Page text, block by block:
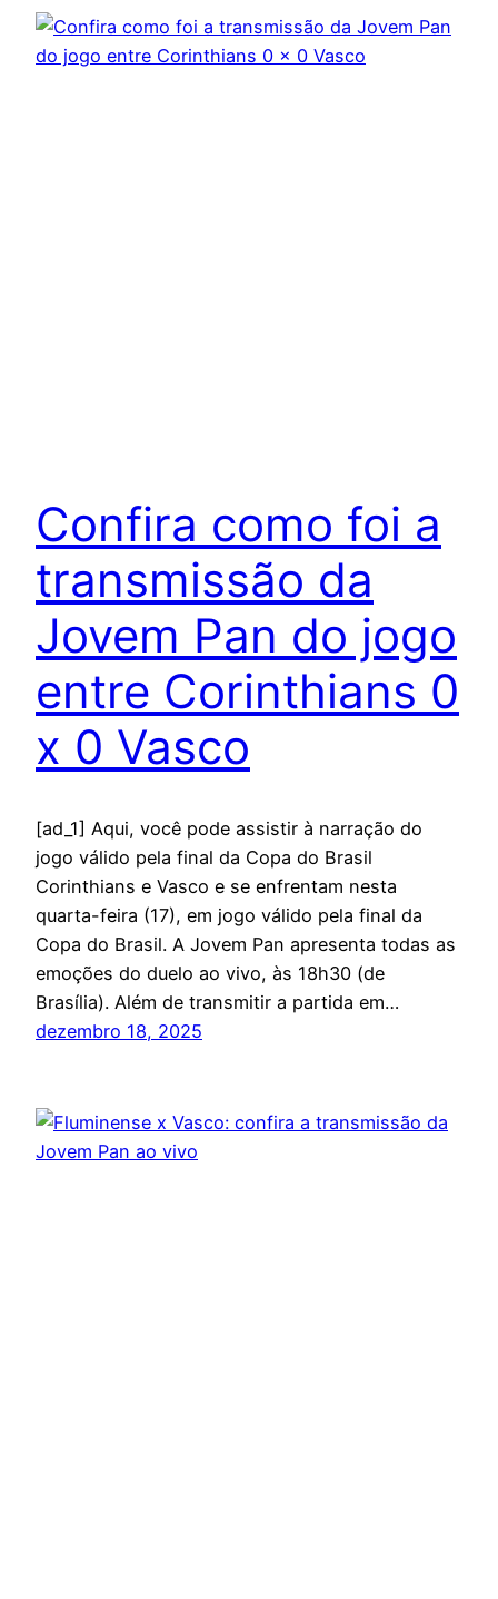
Confira como foi a
transmissão da
Jovem Pan do jogo
entre Corinthians 0
x 0 Vasco
[ad_1] Aqui, você pode assistir à narração do
jogo válido pela final da Copa do Brasil
Corinthians e Vasco e se enfrentam nesta
quarta-feira (17), em jogo válido pela final da
Copa do Brasil. A Jovem Pan apresenta todas as
emoções do duelo ao vivo, às 18h30 (de
Brasília). Além de transmitir a partida em…
dezembro 18, 2025